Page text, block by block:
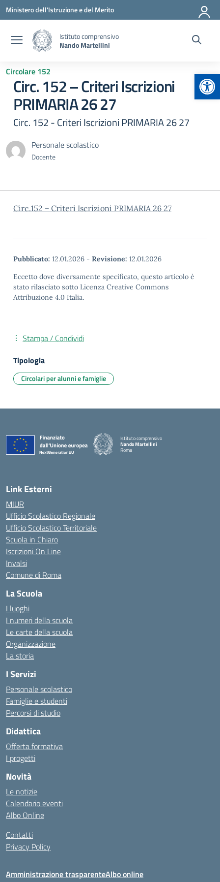
Vai ai contenuti
Vai al menu di navigazione
Vai al footer
Ministero dell'Istruzione e del Merito
Istituto comprensivo
Nando Martellini
Circolare 152
Circ. 152 – Criteri Iscrizioni
PRIMARIA 26 27
Circ. 152 - Criteri Iscrizioni PRIMARIA 26 27
Personale scolastico
Docente
Circ.152 – Criteri Iscrizioni PRIMARIA 26 27
Pubblicato: 12.01.2026 - Revisione: 12.01.2026
Eccetto dove diversamente specificato, questo articolo è
stato rilasciato sotto Licenza Creative Commons
Attribuzione 4.0 Italia.
Stampa / Condividi
Tipologia
Circolari per alunni e famiglie
Istituto comprensivo
Nando Martellini
Roma
Link Esterni
MIUR
Ufficio Scolastico Regionale
Ufficio Scolastico Territoriale
Scuola in Chiaro
Iscrizioni On Line
Invalsi
Comune di Roma
La Scuola
I luoghi
I numeri della scuola
Le carte della scuola
Organizzazione
La storia
I Servizi
Personale scolastico
Famiglie e studenti
Percorsi di studio
Didattica
Offerta formativa
I progetti
Novità
Le notizie
Calendario eventi
Albo Online
Contatti
Privacy Policy
Amministrazione trasparenteAlbo online